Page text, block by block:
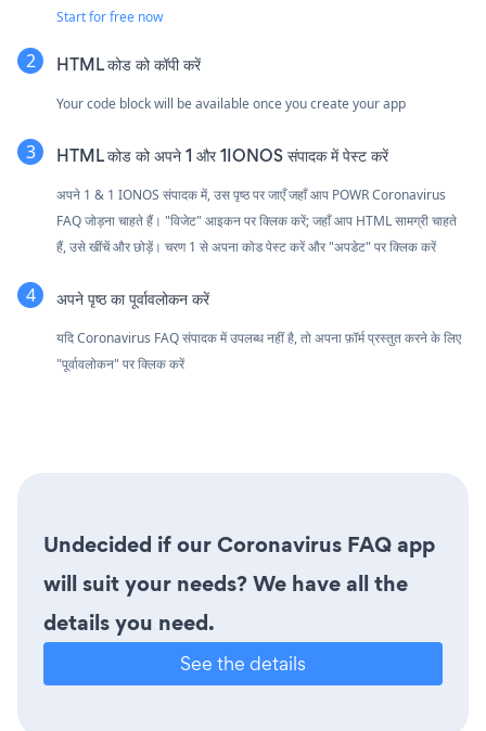
Start for free now
HTML कोड को कॉपी करें
Your code block will be available once you create your app
HTML कोड को अपने 1 और 1IONOS संपादक में पेस्ट करें
अपने 1 & 1 IONOS संपादक में, उस पृष्ठ पर जाएँ जहाँ आप POWR Coronavirus
FAQ जोड़ना चाहते हैं। "विजेट" आइकन पर क्लिक करें; जहाँ आप HTML सामग्री चाहते
हैं, उसे खींचें और छोड़ें। चरण 1 से अपना कोड पेस्ट करें और "अपडेट" पर क्लिक करें
अपने पृष्ठ का पूर्वावलोकन करें
यदि Coronavirus FAQ संपादक में उपलब्ध नहीं है, तो अपना फ़ॉर्म प्रस्तुत करने के लिए
"पूर्वावलोकन" पर क्लिक करें
Undecided if our Coronavirus FAQ app
will suit your needs? We have all the
details you need.
See the details